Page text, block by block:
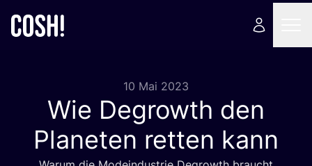
10 Mai 2023
Wie Degrowth den
Planeten retten kann